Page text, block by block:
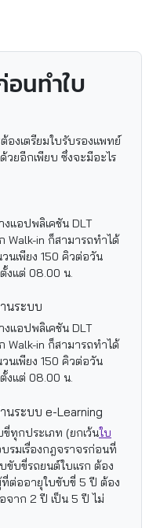
นทำใบ
งเตรียมใบรับรองแพทย์
วยอีกเพียบ ซึ่งจะมีอะไร
แอปพลิเคชัน DLT
Walk-in ก็สามารถทำได้
นเพียง 150 คิวต่อวัน
งแต่ 08.00 น.
นระบบ
แอปพลิเคชัน DLT
Walk-in ก็สามารถทำได้
นเพียง 150 คิวต่อวัน
งแต่ 08.00 น.
นระบบ e-Learning
ทุกประเภท (ยกเว้นใบ
รมเรื่องกฎจราจรก่อนที่
ขับขี่รถยนต์ใบแรก ต้อง
ต่ออายุใบขับขี่ 5 ปี ต้อง
จาก 2 ปี เป็น 5 ปี ไม่